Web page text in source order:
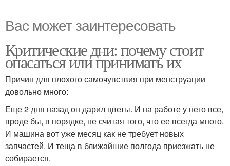
Вас может заинтересовать
Критические дни: почему стоит
опасаться или принимать их
Причин для плохого самочувствия при менструации
довольно много:
Еще 2 дня назад он дарил цветы. И на работе у него все,
вроде бы, в порядке, не считая того, что ее всегда много.
И машина вот уже месяц как не требует новых
запчастей. И теща в ближайшие полгода приезжать не
собирается.